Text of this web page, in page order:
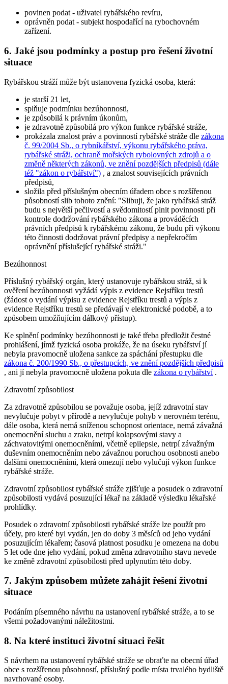
povinen podat - uživatel rybářského revíru,
oprávněn podat - subjekt hospodařící na rybochovném
zařízení.
6. Jaké jsou podmínky a postup pro řešení životní
situace
Rybářskou stráží může být ustanovena fyzická osoba, která:
je starší 21 let,
splňuje podmínku bezúhonnosti,
je způsobilá k právním úkonům,
je zdravotně způsobilá pro výkon funkce rybářské stráže,
prokázala znalost práv a povinností rybářské stráže dle zákona
č. 99/2004 Sb., o rybníkářství, výkonu rybářského práva,
rybářské stráži, ochraně mořských rybolovných zdrojů a o
změně některých zákonů, ve znění pozdějších předpisů (dále
též "zákon o rybářství") , a znalost souvisejících právních
předpisů,
složila před příslušným obecním úřadem obce s rozšířenou
působností slib tohoto znění: "Slibuji, že jako rybářská stráž
budu s největší pečlivostí a svědomitostí plnit povinnosti při
kontrole dodržování rybářského zákona a prováděcích
právních předpisů k rybářskému zákonu, že budu při výkonu
této činnosti dodržovat právní předpisy a nepřekročím
oprávnění příslušející rybářské stráži."
Bezúhonnost
Příslušný rybářský orgán, který ustanovuje rybářskou stráž, si k
ověření bezúhonnosti vyžádá výpis z evidence Rejstříku trestů
(žádost o vydání výpisu z evidence Rejstříku trestů a výpis z
evidence Rejstříku trestů se předávají v elektronické podobě, a to
způsobem umožňujícím dálkový přístup).
Ke splnění podmínky bezúhonnosti je také třeba předložit čestné
prohlášení, jímž fyzická osoba prokáže, že na úseku rybářství jí
nebyla pravomocně uložena sankce za spáchání přestupku dle
zákona č. 200/1990 Sb., o přestupcích, ve znění pozdějších předpisů
, ani jí nebyla pravomocně uložena pokuta dle zákona o rybářství.
Zdravotní způsobilost
Za zdravotně způsobilou se považuje osoba, jejíž zdravotní stav
nevylučuje pobyt v přírodě a nevylučuje pohyb v nerovném terénu,
dále osoba, která nemá sníženou schopnost orientace, nemá závažná
onemocnění sluchu a zraku, netrpí kolapsovými stavy a
záchvatovitými onemocněními, včetně epilepsie, netrpí závažným
duševním onemocněním nebo závažnou poruchou osobnosti anebo
dalšími onemocněními, která omezují nebo vylučují výkon funkce
rybářské stráže.
Zdravotní způsobilost rybářské stráže zjišťuje a posudek o zdravotní
způsobilosti vydává posuzující lékař na základě výsledku lékařské
prohlídky.
Posudek o zdravotní způsobilosti rybářské stráže lze použít pro
účely, pro které byl vydán, jen do doby 3 měsíců od jeho vydání
posuzujícím lékařem; časová platnost posudku je omezena na dobu
5 let ode dne jeho vydání, pokud změna zdravotního stavu nevede
ke změně zdravotní způsobilosti před uplynutím této doby.
7. Jakým způsobem můžete zahájit řešení životní
situace
Podáním písemného návrhu na ustanovení rybářské stráže, a to se
všemi požadovanými náležitostmi.
8. Na které instituci životní situaci řešit
S návrhem na ustanovení rybářské stráže se obraťte na obecní úřad
obce s rozšířenou působností, příslušný podle místa trvalého bydliště
navrhované osoby.